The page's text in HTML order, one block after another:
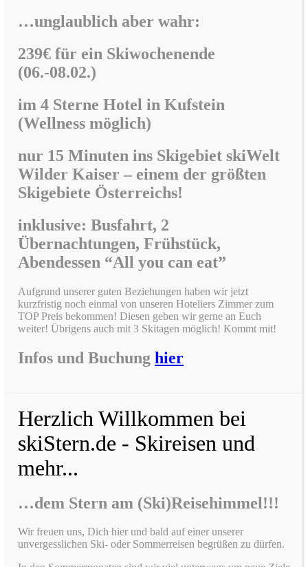
…unglaublich aber wahr:
239€ für ein Skiwochenende
(06.-08.02.)
im 4 Sterne Hotel in Kufstein
(Wellness möglich)
nur 15 Minuten ins Skigebiet skiWelt
Wilder Kaiser – einem der größten
Skigebiete Österreichs!
inklusive: Busfahrt, 2
Übernachtungen, Frühstück,
Abendessen “All you can eat”
Aufgrund unserer guten Beziehungen haben wir jetzt
kurzfristig noch einmal von unseren Hoteliers Zimmer zum
TOP Preis bekommen! Diesen geben wir gerne an Euch
weiter! Übrigens auch mit 3 Skitagen möglich! Kommt mit!
Infos und Buchung hier
Herzlich Willkommen bei
skiStern.de - Skireisen und
mehr...
…dem Stern am (Ski)Reisehimmel!!!
Wir freuen uns, Dich hier und bald auf einer unserer
unvergesslichen Ski- oder Sommerreisen begrüßen zu dürfen.